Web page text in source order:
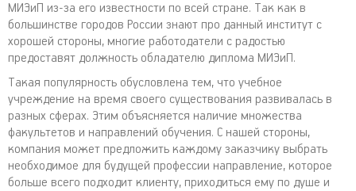
МИЭиП из-за его известности по всей стране. Так как в
большинстве городов России знают про данный институт с
хорошей стороны, многие работодатели с радостью
предоставят должность обладателю диплома МИЭиП.
Такая популярность обусловлена тем, что учебное
учреждение на время своего существования развивалась в
разных сферах. Этим объясняется наличие множества
факультетов и направлений обучения. С нашей стороны,
компания может предложить каждому заказчику выбрать
необходимое для будущей профессии направление, которое
больше всего подходит клиенту, приходиться ему по душе и